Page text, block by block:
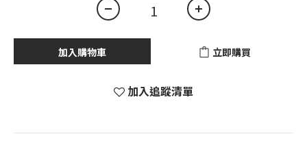
加入購物車 立即購買
加入追蹤清單